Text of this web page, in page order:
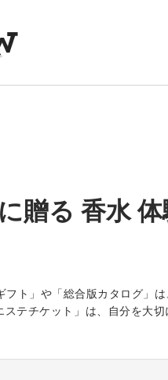
贈る 香水
ト」や「総合版カタログ」
テチケット」は、自分を大